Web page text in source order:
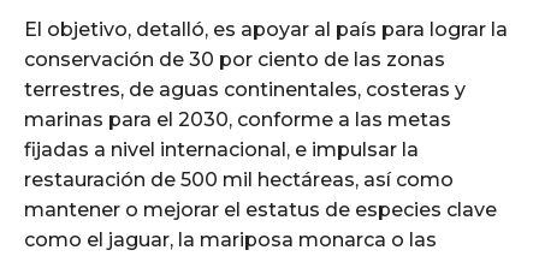
El objetivo, detalló, es apoyar al país para lograr la
conservación de 30 por ciento de las zonas
terrestres, de aguas continentales, costeras y
marinas para el 2030, conforme a las metas
fijadas a nivel internacional, e impulsar la
restauración de 500 mil hectáreas, así como
mantener o mejorar el estatus de especies clave
como el jaguar, la mariposa monarca o las